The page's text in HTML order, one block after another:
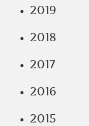
2019
2018
2017
2016
2015